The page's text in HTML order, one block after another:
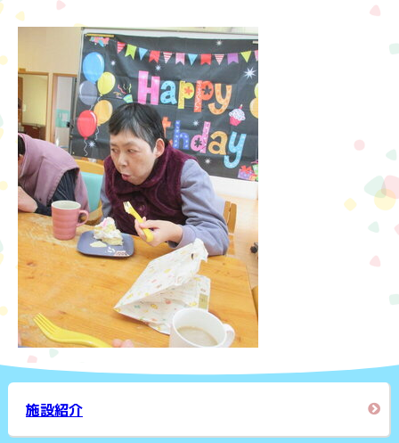
施設紹介